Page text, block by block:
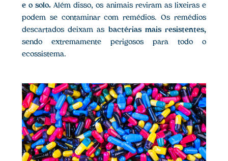
e o solo.Além disso, os animais reviram as lixeiras e
podem se contaminar com remédios. Os remédios
descartados deixam as bactérias mais resistentes,
sendo extremamente perigosos para todo o
ecossistema.